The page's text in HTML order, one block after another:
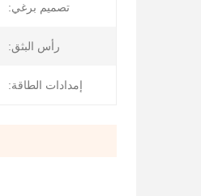
تصميم برغي:
رأس البثق:
إمدادات الطاقة: